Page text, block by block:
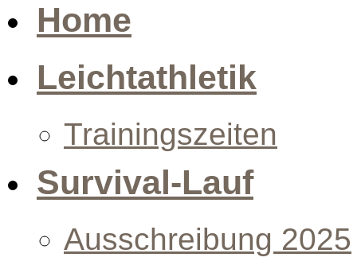
Home
Leichtathletik
Trainingszeiten
Survival-Lauf
Ausschreibung 2025